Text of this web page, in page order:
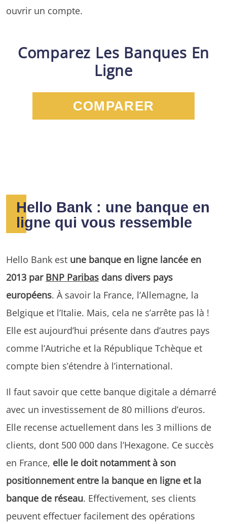
ouvrir un compte.
Comparez Les Banques En
Ligne
COMPARER
Hello Bank : une banque en
ligne qui vous ressemble
Hello Bank est une banque en ligne lancée en
2013 par BNP Paribas dans divers pays
européens. À savoir la France, l’Allemagne, la
Belgique et l’Italie. Mais, cela ne s’arrête pas là !
Elle est aujourd’hui présente dans d’autres pays
comme l’Autriche et la République Tchèque et
compte bien s’étendre à l’international.
Il faut savoir que cette banque digitale a démarré
avec un investissement de 80 millions d’euros.
Elle recense actuellement dans les 3 millions de
clients, dont 500 000 dans l’Hexagone. Ce succès
en France, elle le doit notamment à son
positionnement entre la banque en ligne et la
banque de réseau. Effectivement, ses clients
peuvent effectuer facilement des opérations